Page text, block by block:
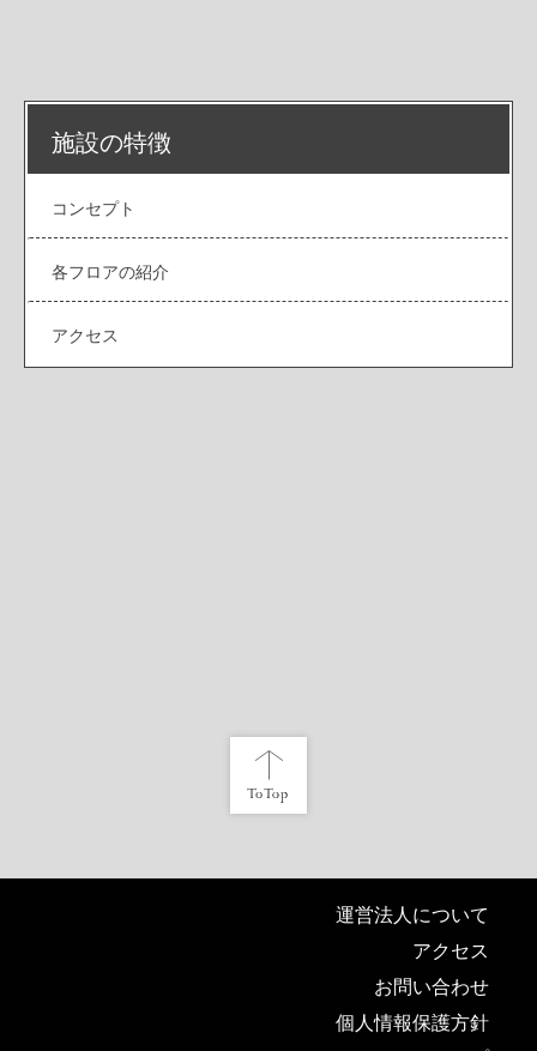
施設の特徴
コンセプト
各フロアの紹介
アクセス
運営法人について
アクセス
お問い合わせ
個人情報保護方針